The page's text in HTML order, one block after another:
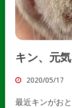
キン、元
2020/05/17
最近キンがお